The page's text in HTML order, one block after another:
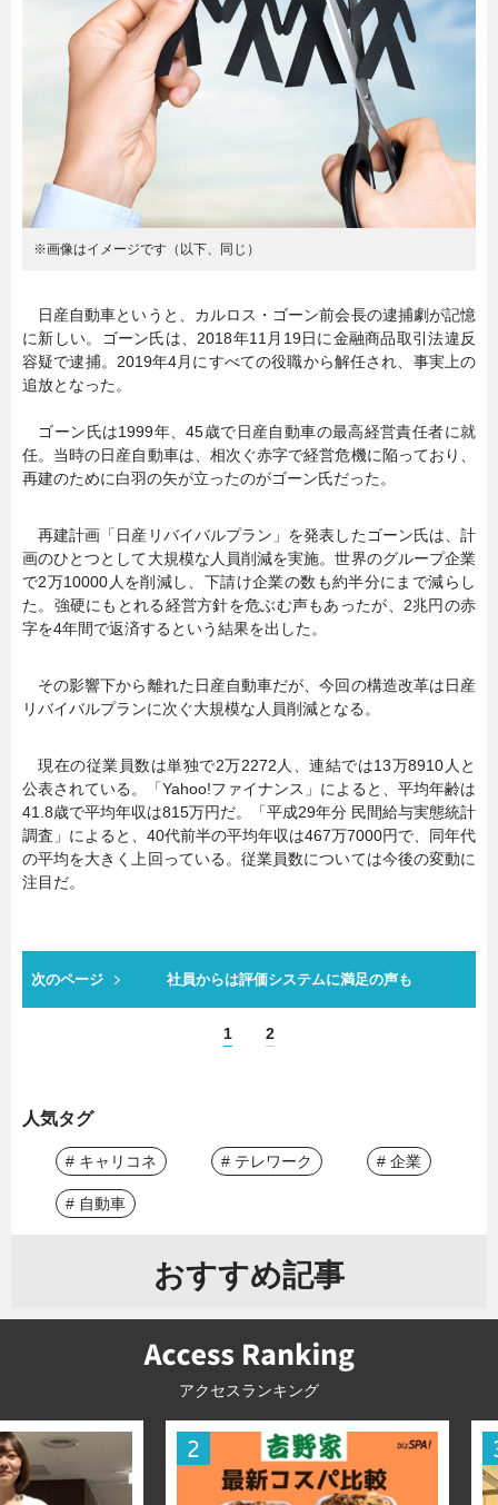
※画像はイメージです（以下、同じ）
日産自動車というと、カルロス・ゴーン前会長の逮捕劇が記憶
に新しい。ゴーン氏は、2018年11月19日に金融商品取引法違反
容疑で逮捕。2019年4月にすべての役職から解任され、事実上の
追放となった。
ゴーン氏は1999年、45歳で日産自動車の最高経営責任者に就
任。当時の日産自動車は、相次ぐ赤字で経営危機に陥っており、
再建のために白羽の矢が立ったのがゴーン氏だった。
再建計画「日産リバイバルプラン」を発表したゴーン氏は、計
画のひとつとして大規模な人員削減を実施。世界のグループ企業
で2万10000人を削減し、下請け企業の数も約半分にまで減らし
た。強硬にもとれる経営方針を危ぶむ声もあったが、2兆円の赤
字を4年間で返済するという結果を出した。
その影響下から離れた日産自動車だが、今回の構造改革は日産
リバイバルプランに次ぐ大規模な人員削減となる。
現在の従業員数は単独で2万2272人、連結では13万8910人と
公表されている。「Yahoo!ファイナンス」によると、平均年齢は
41.8歳で平均年収は815万円だ。「平成29年分 民間給与実態統計
調査」によると、40代前半の平均年収は467万7000円で、同年代
の平均を大きく上回っている。従業員数については今後の変動に
注目だ。
次のページ 社員からは評価システムに満足の声も
1 2
人気タグ
# キャリコネ # テレワーク # 企業
# 自動車
おすすめ記事
アクセスランキング